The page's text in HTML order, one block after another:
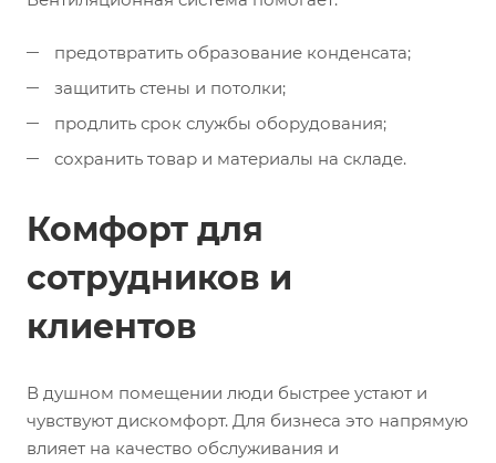
предотвратить образование конденсата;
защитить стены и потолки;
продлить срок службы оборудования;
сохранить товар и материалы на складе.
Комфорт для
сотрудников и
клиентов
В душном помещении люди быстрее устают и
чувствуют дискомфорт. Для бизнеса это напрямую
влияет на качество обслуживания и